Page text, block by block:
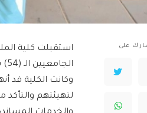
على
استقبلت كلية
الجامعيين الـ (54) بعد إعلان قبولهم النهائي.
وكانت الكلية قد
لتهيئتهم والتأكد